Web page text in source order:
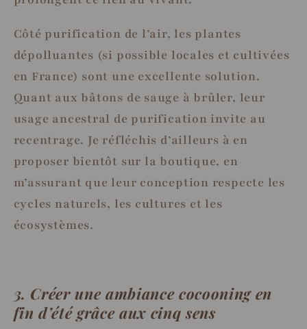
Côté purification de l’air, les plantes
dépolluantes (si possible locales et cultivées
en France) sont une excellente solution.
Quant aux bâtons de sauge à brûler, leur
usage ancestral de purification invite au
recentrage. Je réfléchis d’ailleurs à en
proposer bientôt sur la boutique, en
m’assurant que leur conception respecte les
cycles naturels, les cultures et les
écosystèmes.
3. Créer une ambiance cocooning en
fin d’été grâce aux cinq sens